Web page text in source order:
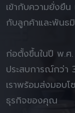
เข้ากับความยั่งยืน
กับลูกค้าและพันธ
ก่อตั้งขึ้นในปี พ.ศ
ประสบการณ์กว่า
เราพร้อมส่งมอบ
ธุรกิจของคุณ